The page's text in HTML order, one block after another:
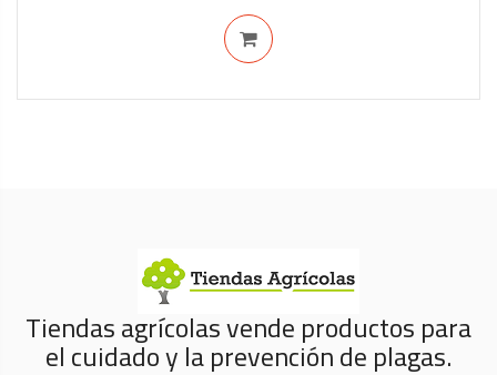
Tiendas agrícolas vende productos para
el cuidado y la prevención de plagas.